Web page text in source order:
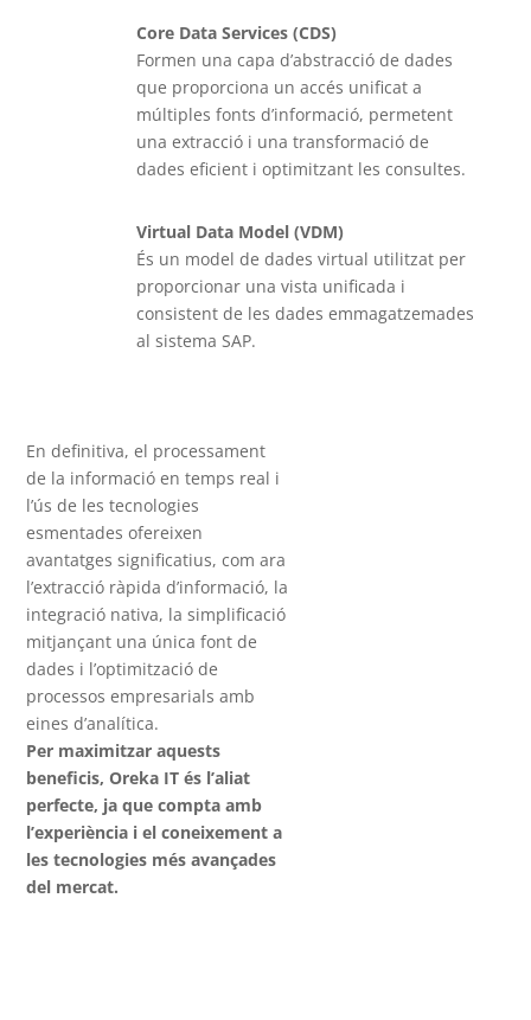
Core Data Services (CDS)
Formen una capa d’abstracció de dades
que proporciona un accés unificat a
múltiples fonts d’informació, permetent
una extracció i una transformació de
dades eficient i optimitzant les consultes.
Virtual Data Model (VDM)
És un model de dades virtual utilitzat per
proporcionar una vista unificada i
consistent de les dades emmagatzemades
al sistema SAP.
En definitiva, el processament
de la informació en temps real i
l’ús de les tecnologies
esmentades ofereixen
avantatges significatius, com ara
l’extracció ràpida d’informació, la
integració nativa, la simplificació
mitjançant una única font de
dades i l’optimització de
processos empresarials amb
eines d’analítica.
Per maximitzar aquests
beneficis, Oreka IT és l’aliat
perfecte, ja que compta amb
l’experiència i el coneixement a
les tecnologies més avançades
del mercat.